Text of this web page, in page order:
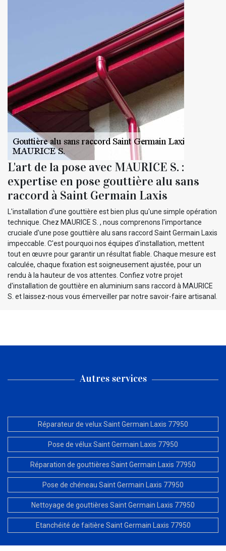
L'art de la pose avec MAURICE S. :
expertise en pose gouttière alu sans
raccord à Saint Germain Laxis
L'installation d'une gouttière est bien plus qu'une simple opération
technique. Chez MAURICE S. , nous comprenons l'importance
cruciale d'une pose gouttière alu sans raccord Saint Germain Laxis
impeccable. C'est pourquoi nos équipes d'installation, mettent
tout en œuvre pour garantir un résultat fiable. Chaque mesure est
calculée, chaque fixation est soigneusement ajustée, pour un
rendu à la hauteur de vos attentes. Confiez votre projet
d'installation de gouttière en aluminium sans raccord à MAURICE
S. et laissez-nous vous émerveiller par notre savoir-faire artisanal.
Autres services
Réparateur de velux Saint Germain Laxis 77950
Pose de vélux Saint Germain Laxis 77950
Réparation de gouttières Saint Germain Laxis 77950
Pose de chéneau Saint Germain Laxis 77950
Nettoyage de gouttières Saint Germain Laxis 77950
Etanchéité de faitière Saint Germain Laxis 77950